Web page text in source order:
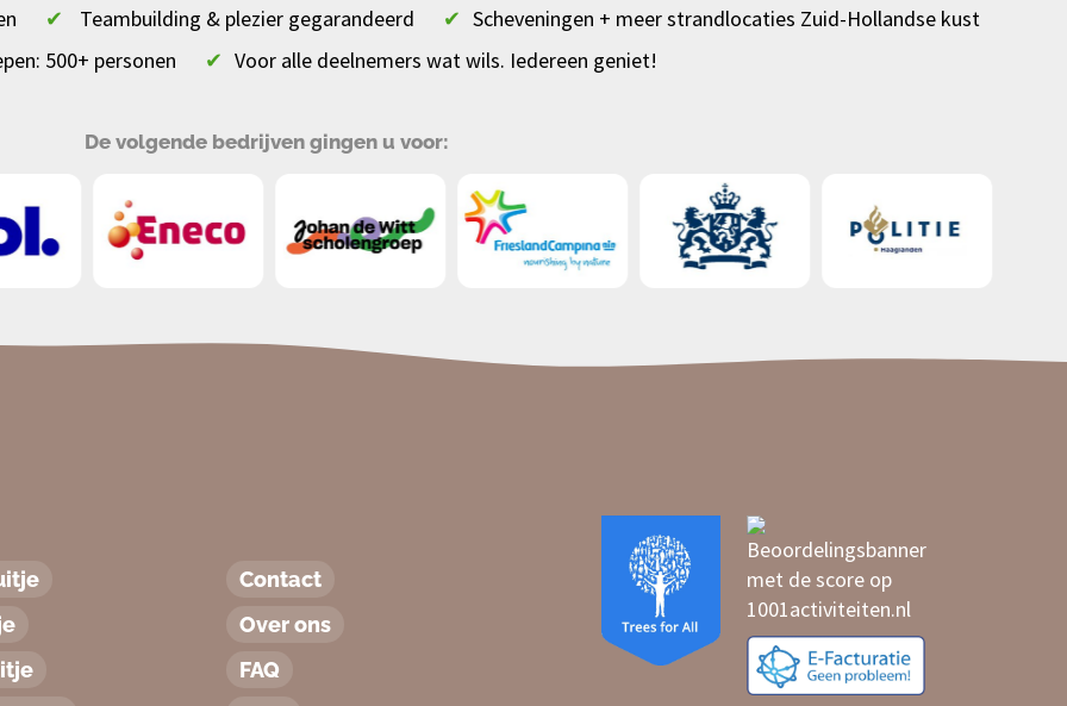
✔ Teambuilding & plezier gegarandeerd ✔ Scheveningen + meer strandlocaties Zuid-Hollandse kust
500+ personen ✔ Voor alle deelnemers wat wils. Iedereen geniet!
De volgende bedrijven gingen u voor:
Contact
Over ons
FAQ